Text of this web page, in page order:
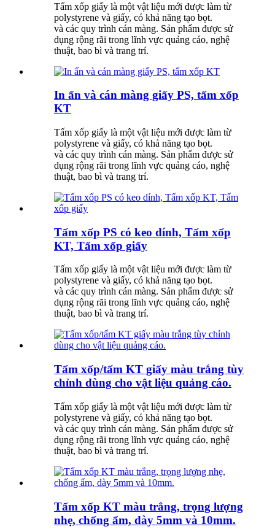
Tấm xốp giấy là một vật liệu mới được làm từ
polystyrene và giấy, có khả năng tạo bọt.
và các quy trình cán màng. Sản phẩm được sử
dụng rộng rãi trong lĩnh vực quảng cáo, nghệ
thuật, bao bì và trang trí.
In ấn và cán màng giấy PS, tấm xốp
KT
Tấm xốp giấy là một vật liệu mới được làm từ
polystyrene và giấy, có khả năng tạo bọt.
và các quy trình cán màng. Sản phẩm được sử
dụng rộng rãi trong lĩnh vực quảng cáo, nghệ
thuật, bao bì và trang trí.
Tấm xốp PS có keo dính, Tấm xốp
KT, Tấm xốp giấy
Tấm xốp giấy là một vật liệu mới được làm từ
polystyrene và giấy, có khả năng tạo bọt.
và các quy trình cán màng. Sản phẩm được sử
dụng rộng rãi trong lĩnh vực quảng cáo, nghệ
thuật, bao bì và trang trí.
Tấm xốp/tấm KT giấy màu trắng tùy
chỉnh dùng cho vật liệu quảng cáo.
Tấm xốp giấy là một vật liệu mới được làm từ
polystyrene và giấy, có khả năng tạo bọt.
và các quy trình cán màng. Sản phẩm được sử
dụng rộng rãi trong lĩnh vực quảng cáo, nghệ
thuật, bao bì và trang trí.
Tấm xốp KT màu trắng, trọng lượng
nhẹ, chống ẩm, dày 5mm và 10mm.